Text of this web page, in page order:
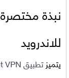
نبذة
للاندرويد
يتميزتطبيق Planet VPN مهكر